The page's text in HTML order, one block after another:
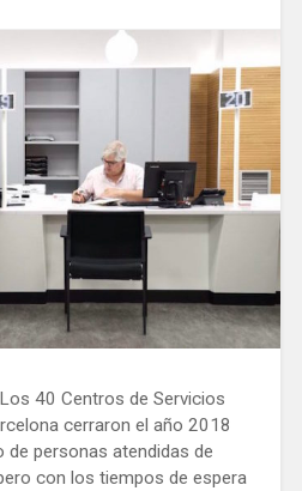
40 Centros de Servicios
cerraron el año 2018
personas atendidas de
con los tiempos de espera